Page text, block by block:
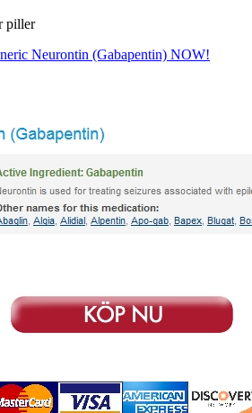
piller
Neurontin (Gabapentin) NOW!